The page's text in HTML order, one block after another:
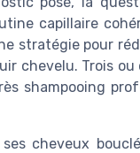
capillaire
stratégie pour
chevelu. Trois
shampooing
ses cheveux